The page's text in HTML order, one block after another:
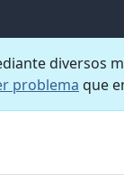
diversos
problema que